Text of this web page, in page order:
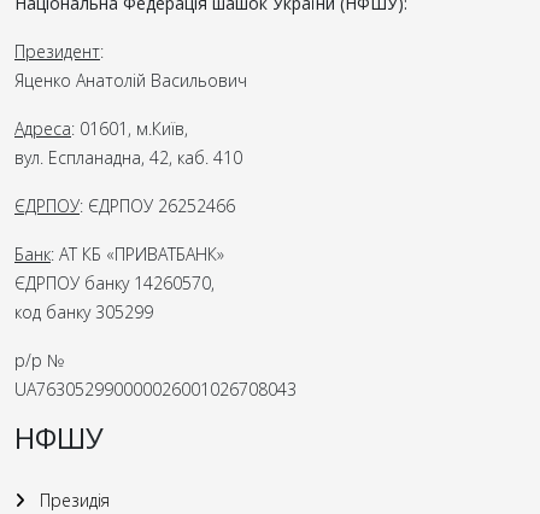
Президент:
Яценко Анатолій Васильович
Адреса: 01601, м.Київ,
вул. Еспланадна, 42, каб. 410
ЄДРПОУ: ЄДРПОУ 26252466
Банк: АТ КБ «ПРИВАТБАНК»
ЄДРПОУ банку 14260570,
код банку 305299
р/р №
UA763052990000026001026708043
НФШУ
Президія